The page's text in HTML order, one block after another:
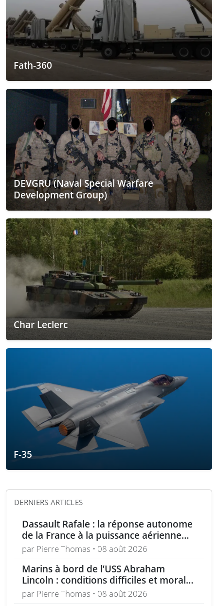
Fath-360
DEVGRU (Naval Special Warfare
Development Group)
Char Leclerc
F-35
DERNIERS ARTICLES
Dassault Rafale : la réponse autonome
de la France à la puissance aérienne
moderne
par Pierre Thomas • 08 août 2026
Marins à bord de l’USS Abraham
Lincoln : conditions difficiles et moral
en berne selon leurs familles
par Pierre Thomas • 08 août 2026